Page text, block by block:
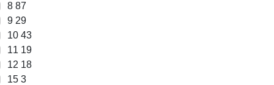
8 87
9 29
10 43
11 19
12 18
15 3